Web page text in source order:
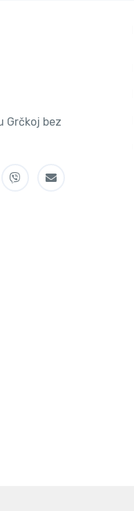
Grčkoj bez